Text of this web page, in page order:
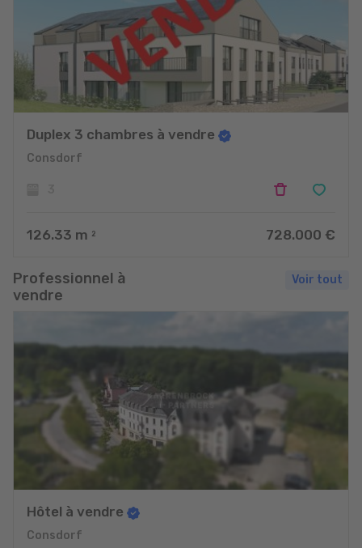
Duplex 3 chambres à vendre
Consdorf
126.33 m 2 728.000 €
Professionnel à
vendre
Voir tout
Hôtel à vendre
Consdorf